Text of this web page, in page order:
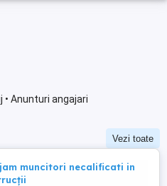
Anunturi angajari
Vezi toate
muncitori necalificati in